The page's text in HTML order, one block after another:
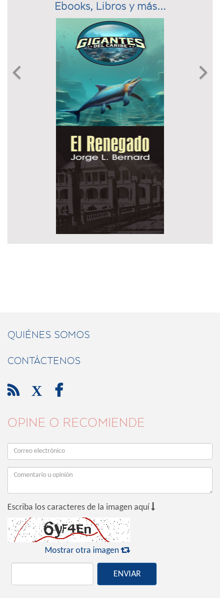
Ebooks, Libros y más...
Previous 
QUIÉNES SOMOS
CONTÁCTENOS
 X 
OPINE O RECOMIENDE
Escriba los caracteres de la imagen aquí 
Mostrar otra imagen 
ENVIAR